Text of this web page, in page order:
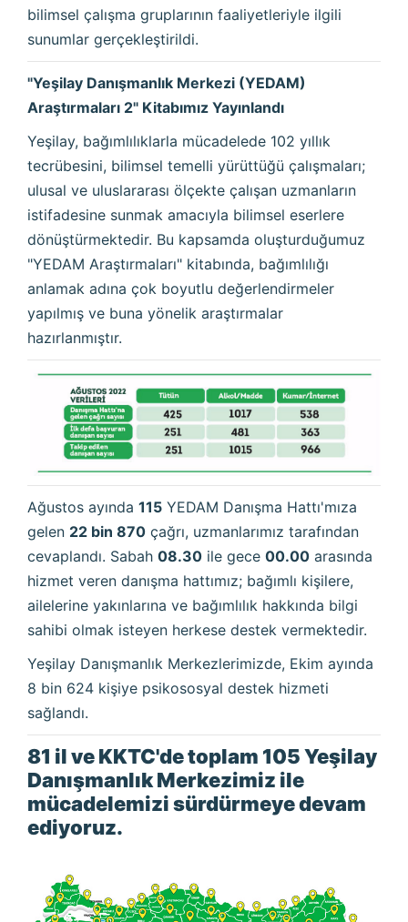
bilimsel çalışma gruplarının faaliyetleriyle ilgili
sunumlar gerçekleştirildi.
"Yeşilay Danışmanlık Merkezi (YEDAM)
Araştırmaları 2" Kitabımız Yayınlandı
Yeşilay, bağımlılıklarla mücadelede 102 yıllık
tecrübesini, bilimsel temelli yürüttüğü çalışmaları;
ulusal ve uluslararası ölçekte çalışan uzmanların
istifadesine sunmak amacıyla bilimsel eserlere
dönüştürmektedir. Bu kapsamda oluşturduğumuz
"YEDAM Araştırmaları" kitabında, bağımlılığı
anlamak adına çok boyutlu değerlendirmeler
yapılmış ve buna yönelik araştırmalar
hazırlanmıştır.
Ağustos ayında 115 YEDAM Danışma Hattı'mıza
gelen 22 bin 870 çağrı, uzmanlarımız tarafından
cevaplandı. Sabah 08.30 ile gece 00.00 arasında
hizmet veren danışma hattımız; bağımlı kişilere,
ailelerine yakınlarına ve bağımlılık hakkında bilgi
sahibi olmak isteyen herkese destek vermektedir.
Yeşilay Danışmanlık Merkezlerimizde, Ekim ayında
8 bin 624 kişiye psikososyal destek hizmeti
sağlandı.
81 il ve KKTC'de toplam 105 Yeşilay
Danışmanlık Merkezimiz ile
mücadelemizi sürdürmeye devam
ediyoruz.